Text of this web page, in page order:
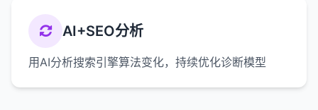
AI+SEO分析
用AI分析搜索引擎算法变化，持续优化诊断模型